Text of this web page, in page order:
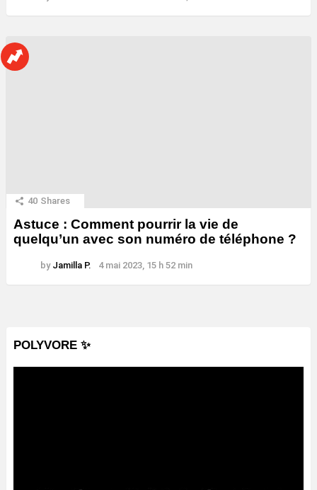
40 Shares
Astuce : Comment pourrir la vie de
quelqu’un avec son numéro de téléphone ?
by Jamilla P. 4 mai 2023, 15 h 52 min
POLYVORE ✨